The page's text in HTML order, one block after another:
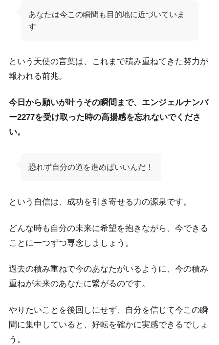
あなたは今この瞬間も目的地に近づいていま
す
という天使の言葉は、これまで積み重ねてきた努力が
報われる前兆。
今日から願いが叶うその瞬間まで、エンジェルナンバ
ー2277を受け取った時の高揚感を忘れないでくださ
い。
恐れず自分の道を進めばいいんだ！
という自信は、成功を引き寄せる力の源泉です。
どんな時も自分の未来に希望を抱きながら、今できる
ことに一つずつ専念しましょう。
過去の積み重ねで今のあなたがいるように、今の積み
重ねが未来のあなたに繋がるのです。
やりたいことを後回しにせず、自分を信じて今この瞬
間に集中していると、好転を確かに実感できるでしょ
う。